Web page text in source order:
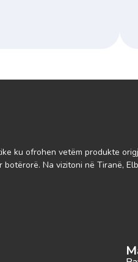
ku ofrohen vetëm produkte
Na vizitoni në Tiranë,